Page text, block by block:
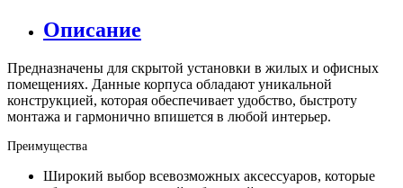
Описание
Предназначены для скрытой установки в жилых и офисных
помещениях. Данные корпуса обладают уникальной
конструкцией, которая обеспечивает удобство, быстроту
монтажа и гармонично впишется в любой интерьер.
Преимущества
Широкий выбор всевозможных аксессуаров, которые